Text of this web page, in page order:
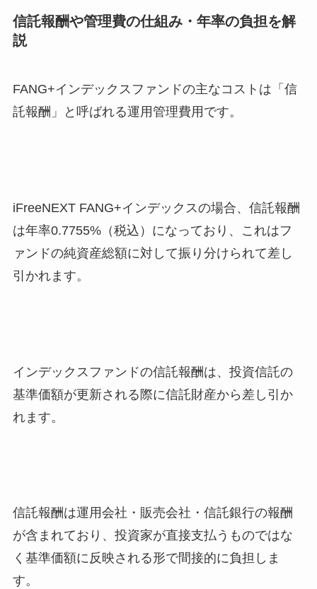
信託報酬や管理費の仕組み・年率の負担を解
説
FANG+インデックスファンドの主なコストは「信
託報酬」と呼ばれる運用管理費用です。
iFreeNEXT FANG+インデックスの場合、信託報酬
は年率0.7755%（税込）になっており、これはフ
ァンドの純資産総額に対して振り分けられて差し
引かれます。
インデックスファンドの信託報酬は、投資信託の
基準価額が更新される際に信託財産から差し引か
れます。
信託報酬は運用会社・販売会社・信託銀行の報酬
が含まれており、投資家が直接支払うものではな
く基準価額に反映される形で間接的に負担しま
す。